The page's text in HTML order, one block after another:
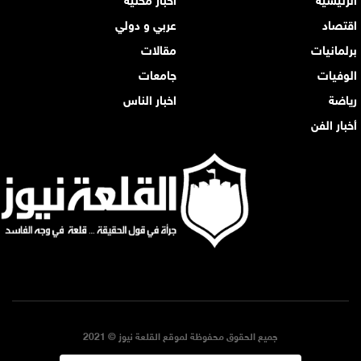
اقتصاد
عربي و دولي
برلمانيات
مقالات
الوفيات
جامعات
رياضة
اخبار الناس
أخبار الفن
جميع الحقوق محفوظة لموقع القلعة نيوز © 2021